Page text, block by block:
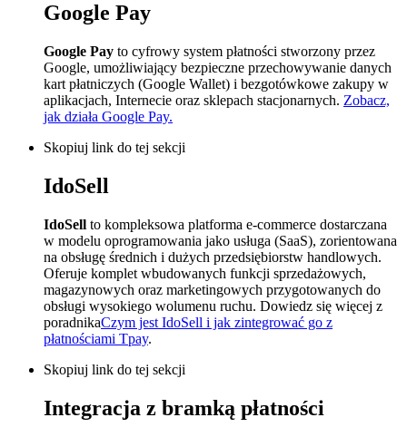
Google Pay
Google Pay to cyfrowy system płatności stworzony przez
Google, umożliwiający bezpieczne przechowywanie danych
kart płatniczych (Google Wallet) i bezgotówkowe zakupy w
aplikacjach, Internecie oraz sklepach stacjonarnych. Zobacz,
jak działa Google Pay.
Skopiuj link do tej sekcji
IdoSell
IdoSell to kompleksowa platforma e-commerce dostarczana
w modelu oprogramowania jako usługa (SaaS), zorientowana
na obsługę średnich i dużych przedsiębiorstw handlowych.
Oferuje komplet wbudowanych funkcji sprzedażowych,
magazynowych oraz marketingowych przygotowanych do
obsługi wysokiego wolumenu ruchu. Dowiedz się więcej z
poradnikaCzym jest IdoSell i jak zintegrować go z
płatnościami Tpay.
Skopiuj link do tej sekcji
Integracja z bramką płatności